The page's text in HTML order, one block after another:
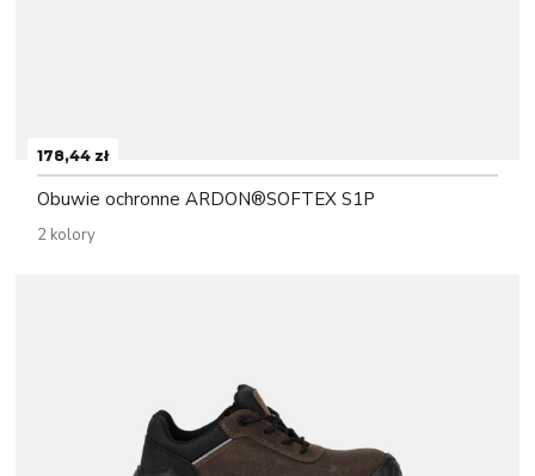
178,44 zł
Obuwie ochronne ARDON®SOFTEX S1P
2 kolory